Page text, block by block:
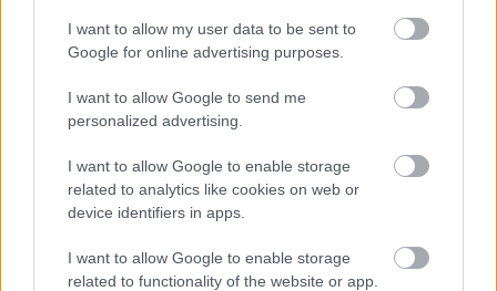
I want to allow my user data to be sent to
Google for online advertising purposes.
I want to allow Google to send me
personalized advertising.
I want to allow Google to enable storage
related to analytics like cookies on web or
device identifiers in apps.
I want to allow Google to enable storage
related to functionality of the website or app.
Golgotai
13 éve
Az ilyesmit nagyon keményen kéne büntetni, és
hibás az a gyakorlat, hogy a bántalmazott gyereket
emelik ki. Az erőszakos apát kell elzárni, és
kényszermunkán dolgoztatni évekig. Mert az estek
90% ában igenis az apa a bántalmazó, mert
alkoholista, lelki sérült stb stb.